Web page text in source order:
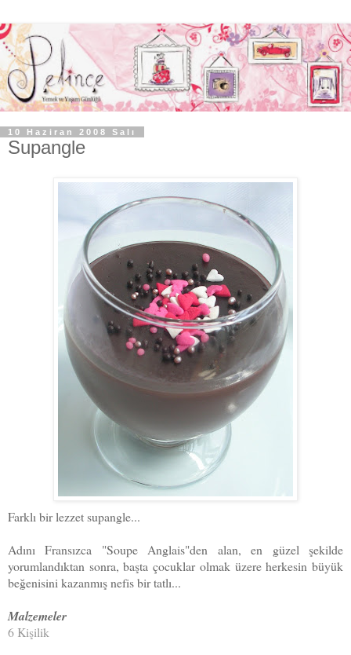
10 Haziran 2008 Salı
Supangle
Farklı bir lezzet supangle...
Adını Fransızca "Soupe Anglais"den alan, en güzel şekilde
yorumlandıktan sonra, başta çocuklar olmak üzere herkesin büyük
beğenisini kazanmış nefis bir tatlı...
Malzemeler
6 Kişilik